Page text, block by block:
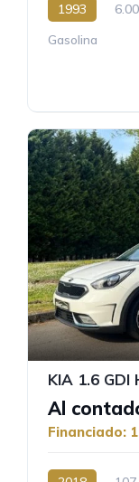
1993
Gasolina
Al
Financiado: